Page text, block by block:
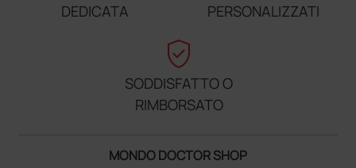
DEDICATA
PERSONALIZZATI
verified_user
SODDISFATTO O
RIMBORSATO
MONDO DOCTOR SHOP